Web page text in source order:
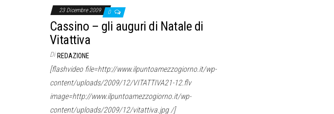
23 Dicembre 2009 0
Cassino – gli auguri di Natale di
Vitattiva
Di REDAZIONE
[flashvideo file=http://www.ilpuntoamezzogiorno.it/wp-
content/uploads/2009/12/VITATTIVA21-12.flv
image=http://www.ilpuntoamezzogiorno.it/wp-
content/uploads/2009/12/vitattiva.jpg /]